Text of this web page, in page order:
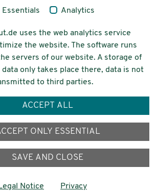
Zentrum für
DeZIM e.V.
Essentials Analytics
uses the web analytics service
the website. The software runs
servers of our website. A storage of
only takes place there, data is not
to third parties.
ACCEPT ALL
ONLY ESSENTIAL
SAVE AND CLOSE
Legal Notice Privacy